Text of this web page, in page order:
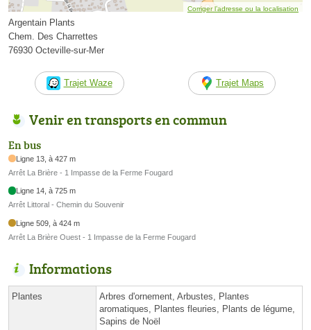
Corriger l’adresse ou la localisation
Argentain Plants
Chem. Des Charrettes
76930 Octeville-sur-Mer
Trajet Waze Trajet Maps
Venir en transports en commun
En bus
Ligne 13, à 427 m
Arrêt La Brière - 1 Impasse de la Ferme Fougard
Ligne 14, à 725 m
Arrêt Littoral - Chemin du Souvenir
Ligne 509, à 424 m
Arrêt La Brière Ouest - 1 Impasse de la Ferme Fougard
Informations
Plantes
Arbres d'ornement, Arbustes, Plantes
aromatiques, Plantes fleuries, Plants de légume,
Sapins de Noël